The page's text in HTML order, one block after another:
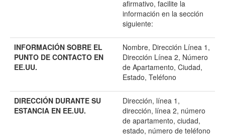
afirmativo, facilite la
información en la sección
siguiente:
INFORMACIÓN SOBRE EL
PUNTO DE CONTACTO EN
EE.UU.
Nombre, Dirección Línea 1,
Dirección Línea 2, Número
de Apartamento, Ciudad,
Estado, Teléfono
DIRECCIÓN DURANTE SU
ESTANCIA EN EE.UU.
Dirección, línea 1,
dirección, línea 2, número
de apartamento, ciudad,
estado, número de teléfono